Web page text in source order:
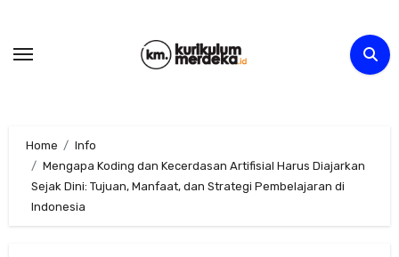
content
Home
Info
Mengapa Koding dan Kecerdasan Artifisial Harus Diajarkan
Sejak Dini: Tujuan, Manfaat, dan Strategi Pembelajaran di
Indonesia